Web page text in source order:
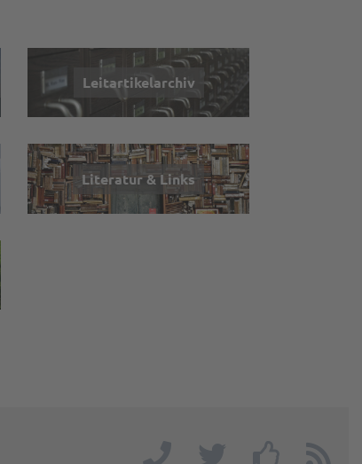
Leitartikelarchiv
Literatur & Links